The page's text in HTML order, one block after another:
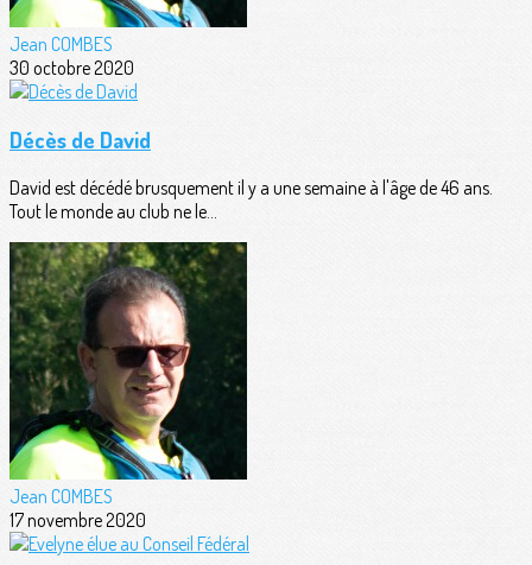
Jean COMBES
30 octobre 2020
Décès de David
David est décédé brusquement il y a une semaine à l'âge de 46 ans.
Tout le monde au club ne le...
Jean COMBES
17 novembre 2020